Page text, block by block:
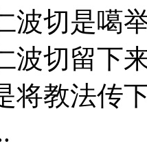
波切是噶
波切留下
将教法